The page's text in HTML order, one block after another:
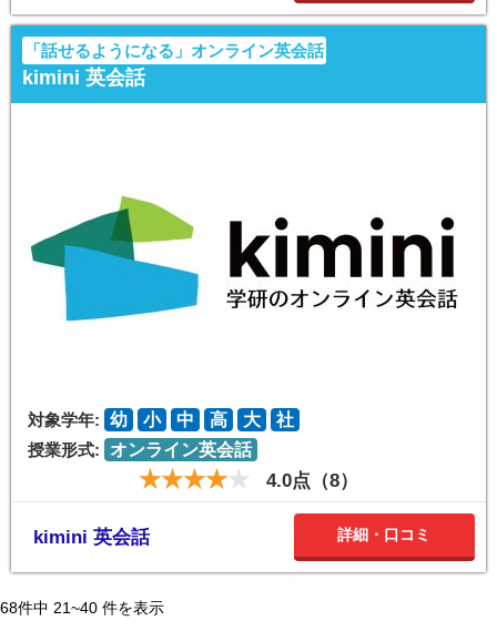
「話せるようになる」オンライン英会話
kimini 英会話
対象学年: 幼 小 中 高 大
社
授業形式:
オンライン英会話
4.0点（8）
kimini 英会話 詳細・口コミ
68件中 21~40 件を表示